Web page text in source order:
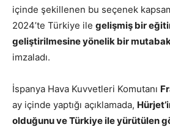
içinde şekillenen bu seçenek
2024’te Türkiye ile gelişmiş bir
geliştirilmesine yönelik bir
imzaladı.
İspanya Hava Kuvvetleri Komutanı
ay içinde yaptığı açıklamada,
olduğunu ve Türkiye ile yürütülen